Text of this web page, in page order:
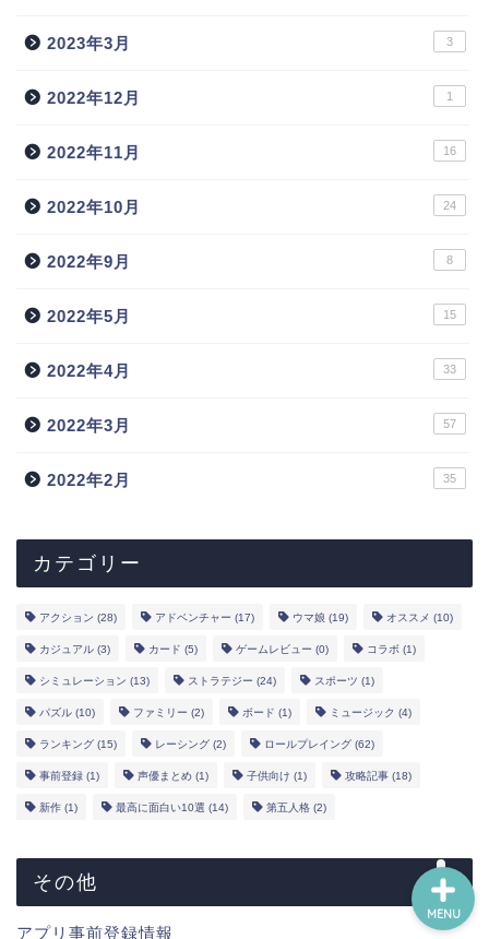
2023年3月 3
2022年12月 1
2022年11月 16
2022年10月 24
2022年9月 8
2022年5月 15
2022年4月 33
2022年3月 57
2022年2月 35
カテゴリー
アクション (28) アドベンチャー (17) ウマ娘 (19) オススメ (10)
カジュアル (3) カード (5) ゲームレビュー (0) コラボ (1)
シミュレーション (13) ストラテジー (24) スポーツ (1)
パズル (10) ファミリー (2) ボード (1) ミュージック (4)
ランキング (15) レーシング (2) ロールプレイング (62)
事前登録 (1) 声優まとめ (1) 子供向け (1) 攻略記事 (18)
新作 (1) 最高に面白い10選 (14) 第五人格 (2)
その他
アプリ事前登録情報
MENU
ランキング
事前登録